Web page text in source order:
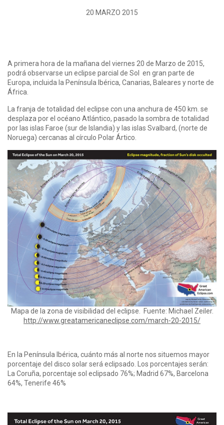
20 MARZO 2015
A primera hora de la mañana del viernes 20 de Marzo de 2015,
podrá observarse un eclipse parcial de Sol en gran parte de
Europa, incluida la Península Ibérica, Canarias, Baleares y norte de
África.
La franja de totalidad del eclipse con una anchura de 450 km. se
desplaza por el océano Atlántico, pasado la sombra de totalidad
por las islas Faroe (sur de Islandia) y las islas Svalbard, (norte de
Noruega) cercanas al círculo Polar Ártico.
Mapa de la zona de visibilidad del eclipse. Fuente: Michael Zeiler.
http://www.greatamericaneclipse.com/march-20-2015/
En la Península Ibérica, cuánto más al norte nos situemos mayor
porcentaje del disco solar será eclipsado. Los porcentajes serán:
La Coruña, porcentaje sol eclipsado 76%; Madrid 67%, Barcelona
64%, Tenerife 46%